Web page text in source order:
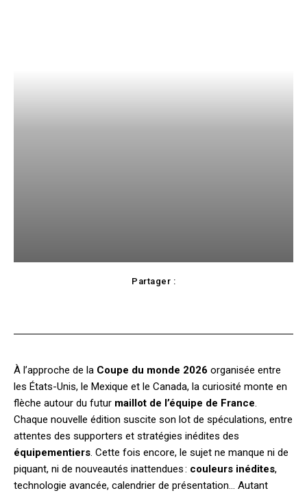
Partager :
À l’approche de la Coupe du monde 2026 organisée entre
les États-Unis, le Mexique et le Canada, la curiosité monte en
flèche autour du futur maillot de l’équipe de France.
Chaque nouvelle édition suscite son lot de spéculations, entre
attentes des supporters et stratégies inédites des
équipementiers. Cette fois encore, le sujet ne manque ni de
piquant, ni de nouveautés inattendues : couleurs inédites,
technologie avancée, calendrier de présentation… Autant